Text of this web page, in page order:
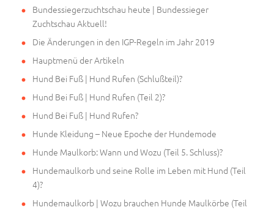
Bundessiegerzuchtschau heute | Bundessieger
Zuchtschau Aktuell!
Die Änderungen in den IGP-Regeln im Jahr 2019
Hauptmenü der Artikeln
Hund Bei Fuß | Hund Rufen (Schlußteil)?
Hund Bei Fuß | Hund Rufen (Teil 2)?
Hund Bei Fuß | Hund Rufen?
Hunde Kleidung – Neue Epoche der Hundemode
Hunde Maulkorb: Wann und Wozu (Teil 5. Schluss)?
Hundemaulkorb und seine Rolle im Leben mit Hund (Teil
4)?
Hundemaulkorb | Wozu brauchen Hunde Maulkörbe (Teil